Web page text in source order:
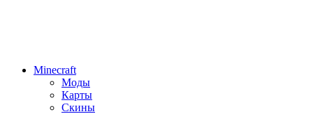
Minecraft
Моды
Карты
Скины